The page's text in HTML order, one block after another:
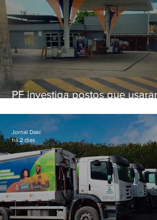
PF investiga postos que usaram
secretário morto em 2020
Jornal Daki
há 2 dias